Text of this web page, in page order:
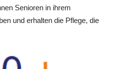
Senioren in ihrem
und erhalten die Pflege, die